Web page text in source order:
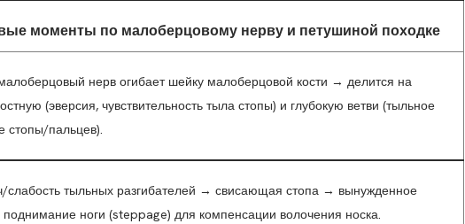
моменты по малоберцовому нерву и петушиной походке
нерв огибает шейку малоберцовой кости → делится на
(эверсия, чувствительность тыла стопы) и глубокую ветви (тыльное
стопы/пальцев).
слабость тыльных разгибателей → свисающая стопа → вынужденное
поднимание ноги (steppage) для компенсации волочения носка.